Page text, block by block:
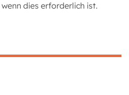
dies erforderlich ist.